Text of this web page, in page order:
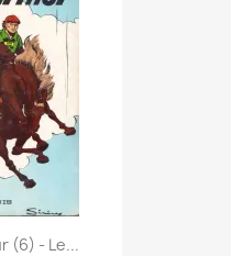
(6) - Le...